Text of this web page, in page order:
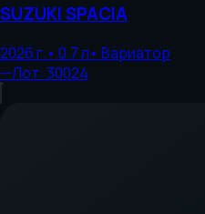
SUZUKISPACIA
2026г.• 0.7л• Вариатор
—Лот: 30024